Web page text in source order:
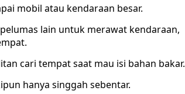
mobil atau kendaraan besar.
lain untuk merawat kendaraan,
cari tempat saat mau isi bahan bakar.
hanya singgah sebentar.